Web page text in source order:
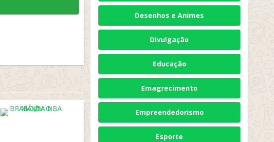
Desenhos e Animes
Divulgação
Educação
Emagrecimento
Empreendedorismo
Esporte